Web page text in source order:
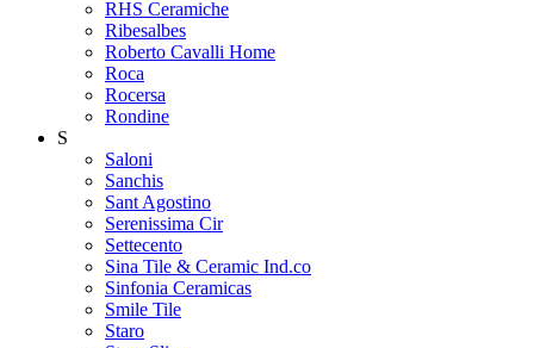
RHS Ceramiche
Ribesalbes
Roberto Cavalli Home
Roca
Rocersa
Rondine
S
Saloni
Sanchis
Sant Agostino
Serenissima Cir
Settecento
Sina Tile & Ceramic Ind.co
Sinfonia Ceramicas
Smile Tile
Staro